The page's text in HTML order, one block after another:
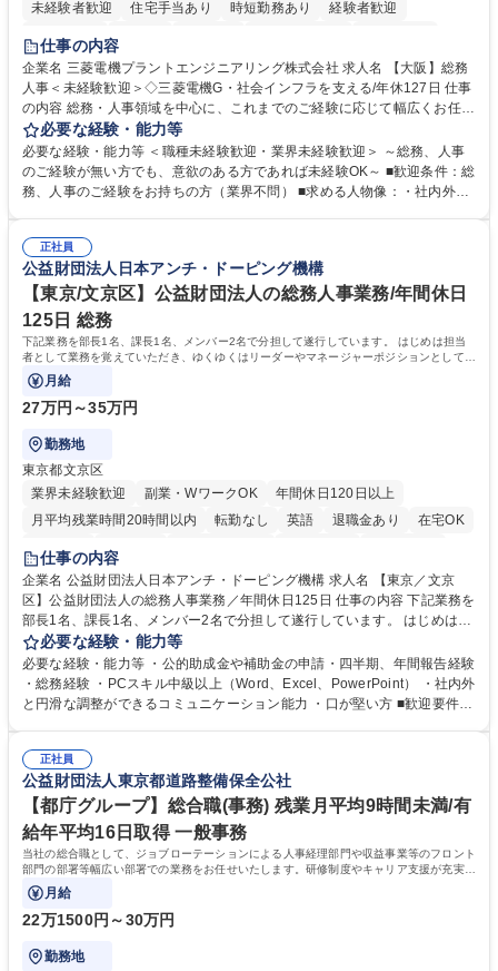
未経験者歓迎
住宅手当あり 時短勤務あり
経験者歓迎
退職金あり
駅近5分以内
土日祝休み 服装自由 寮・社宅あり 食事補助あり
仕事の内容
企業名 三菱電機プラントエンジニアリング株式会社 求人名 【大阪】総務
人事＜未経験歓迎＞◇三菱電機G・社会インフラを支える/年休127日 仕事
の内容 総務・人事領域を中心に、これまでのご経験に応じて幅広くお任せ
します。 ＜具体的には＞ ・総務/人事労務（給与・社保・勤怠管理など）
・採用・教育研修 ・福利厚生運用 など ※基本的には事務所勤務ですが、
採用や教育等の業務内容により、関西圏以外への日帰り・宿泊を伴う国内
出張もございます。 ※担当業務を持ちつつ、お互いに助け合いながら、総
必要な経験・能力等
必要な経験・能力等 ＜職種未経験歓迎・業界未経験歓迎＞ ～総務、人事
のご経験が無い方でも、意欲のある方であれば未経験OK～ ■歓迎条件：総
務、人事のご経験をお持ちの方（業界不問） ■求める人物像：・社内外の
正社員
公益財団法人日本アンチ・ドーピング機構
【東京/文京区】公益財団法人の総務人事業務/年間休日
125日 総務
下記業務を部長1名、課長1名、メンバー2名で分担して遂行しています。 はじめは担当
者として業務を覚えていただき、ゆくゆくはリーダーやマネージャーポジションとして活
躍いただくことを期待しています。
月給
27万円～35万円
勤務地
東京都文京区
業界未経験歓迎
副業・WワークOK
年間休日120日以上
月平均残業時間20時間以内
転勤なし 英語 退職金あり
在宅OK
賞与あり
育休あり
食事補助あり
仕事の内容
企業名 公益財団法人日本アンチ・ドーピング機構 求人名 【東京／文京
区】公益財団法人の総務人事業務／年間休日125日 仕事の内容 下記業務を
部長1名、課長1名、メンバー2名で分担して遂行しています。 はじめは担
当者として業務を覚えていただき、ゆくゆくはリーダーやマネージャーポ
ジションとして活躍いただくことを期待しています。 【総務・人事グルー
プの業務内容】 ・人事制度関連 ・採用活動 ・教育研修の企画、実行 ・勤
怠管理 ・官公庁への各種提出 ・法定の会議運営（評議員会、理事会） ・
管理 ・福利厚生関連 ・職員からの問合せ、相談対応 ・その他日常の総務
業務全般 募集職種 【東京／文京区】公益財団法人の総務人事業務／年間
休日125日
必要な経験・能力等
必要な経験・能力等 ・公的助成金や補助金の申請・四半期、年間報告経験
・総務経験 ・PCスキル中級以上（Word、Excel、PowerPoint） ・社内外
と円滑な調整ができるコミュニケーション能力 ・口が堅い方 ■歓迎要件
正社員
公益財団法人東京都道路整備保全公社
【都庁グループ】総合職(事務) 残業月平均9時間未満/有
給年平均16日取得 一般事務
当社の総合職として、ジョブローテーションによる人事経理部門や収益事業等のフロント
部門の部署等幅広い部署での業務をお任せいたします。研修制度やキャリア支援が充実し
ております！ ※下記業務詳細
月給
22万1500円～30万円
勤務地